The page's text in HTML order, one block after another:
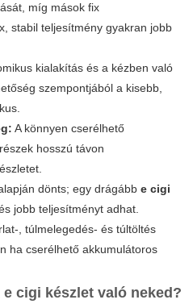
míg mások fix
stabil teljesítmény gyakran jobb
kialakítás és a kézben való
szempontjából a kisebb,
A könnyen cserélhető
hosszú távon
dönts; egy drágább e cigi
jobb teljesítményt adhat.
, túlmelegedés- és túltöltés
ha cserélhető akkumulátoros
e cigi készlet való neked?